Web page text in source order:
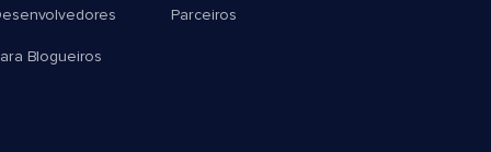
Blogueiros
Parceiros